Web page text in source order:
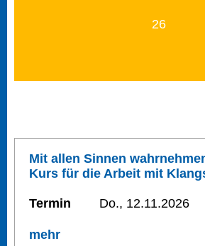
26
Mit allen Sinnen
Kurs für die Arbeit mit
Termin Do., 12.11.2026
mehr